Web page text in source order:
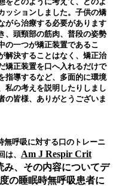
ッションしました。子供の矯
がら治療する必要があります
、頭頸部の筋肉、普段の姿勢
の一つが矯正装置であるこ
解決することはなく、矯正治
矯正装置を口へ入れるだけで
指導するなど、多面的に環境
私の考えを説明したりしまし
の皆様、ありがとうございま
無呼吸に対する口のトレーニ
、 Am J Respir Crit
み、その内容についてデ
の睡眠時無呼吸患者に